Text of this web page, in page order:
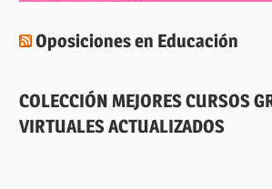
Oposiciones en Educación
COLECCIÓN MEJORES CURSOS
VIRTUALES ACTUALIZADOS